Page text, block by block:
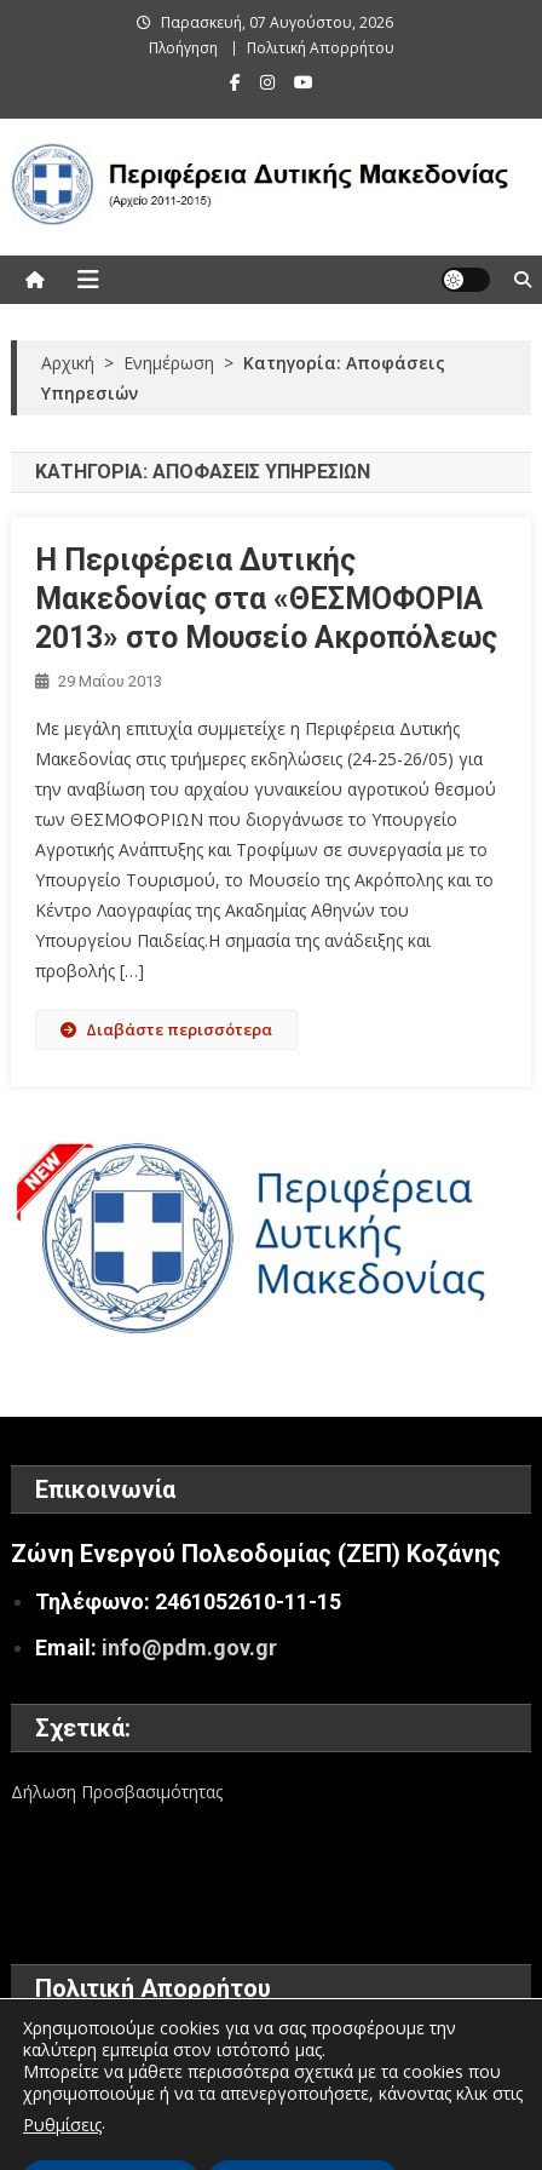
Παρασκευή, 07 Αυγούστου, 2026
Πλοήγηση
Πολιτική Απορρήτου
Αρχική > Ενημέρωση > Κατηγορία: Αποφάσεις
Υπηρεσιών
ΚΑΤΗΓΟΡΊΑ: ΑΠΟΦΆΣΕΙΣ ΥΠΗΡΕΣΙΏΝ
Η Περιφέρεια Δυτικής
Μακεδονίας στα «ΘΕΣΜΟΦΟΡΙΑ
2013» στο Μουσείο Ακροπόλεως
29 Μαΐου 2013
Με μεγάλη επιτυχία συμμετείχε η Περιφέρεια Δυτικής
Μακεδονίας στις τριήμερες εκδηλώσεις (24-25-26/05) για
την αναβίωση του αρχαίου γυναικείου αγροτικού θεσμού
των ΘΕΣΜΟΦΟΡΙΩΝ που διοργάνωσε το Υπουργείο
Αγροτικής Ανάπτυξης και Τροφίμων σε συνεργασία με το
Υπουργείο Τουρισμού, το Μουσείο της Ακρόπολης και το
Κέντρο Λαογραφίας της Ακαδημίας Αθηνών του
Υπουργείου Παιδείας.Η σημασία της ανάδειξης και
προβολής […]
Διαβάστε περισσότερα
Επικοινωνία
Ζώνη Ενεργού Πολεοδομίας (ΖΕΠ) Κοζάνης
Τηλέφωνο: 2461052610-11-15
Email: info@pdm.gov.gr
Σχετικά:
Δήλωση Προσβασιμότητας
Πολιτική Απορρήτου
Όροι χρήσης
Πολιτική προστασίας προσωπικών δεδομένων
Πολιτική για τα Cookies
Χρησιμοποιούμε cookies για να σας προσφέρουμε την
καλύτερη εμπειρία στον ιστότοπό μας.
Μπορείτε να μάθετε περισσότερα σχετικά με τα cookies που
χρησιμοποιούμε ή να τα απενεργοποιήσετε, κάνοντας κλικ στις
Ρυθμίσεις.